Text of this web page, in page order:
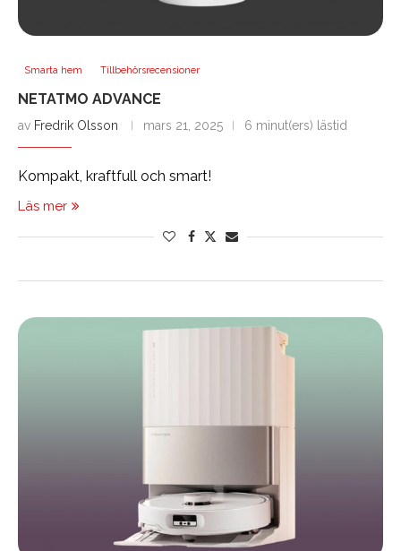
Smarta hem Tillbehörsrecensioner
NETATMO ADVANCE
av Fredrik Olsson mars 21, 2025 6 minut(ers) lästid
Kompakt, kraftfull och smart!
Läs mer